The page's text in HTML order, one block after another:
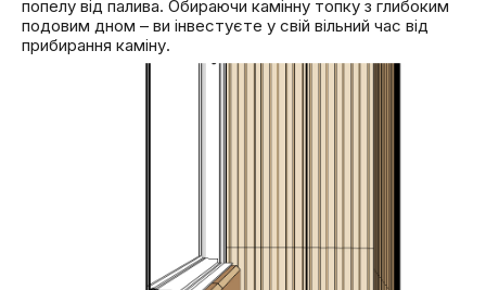
попелу від палива. Обираючи камінну топку з глибоким
подовим дном – ви інвестуєте у свій вільний час від
прибирання каміну.